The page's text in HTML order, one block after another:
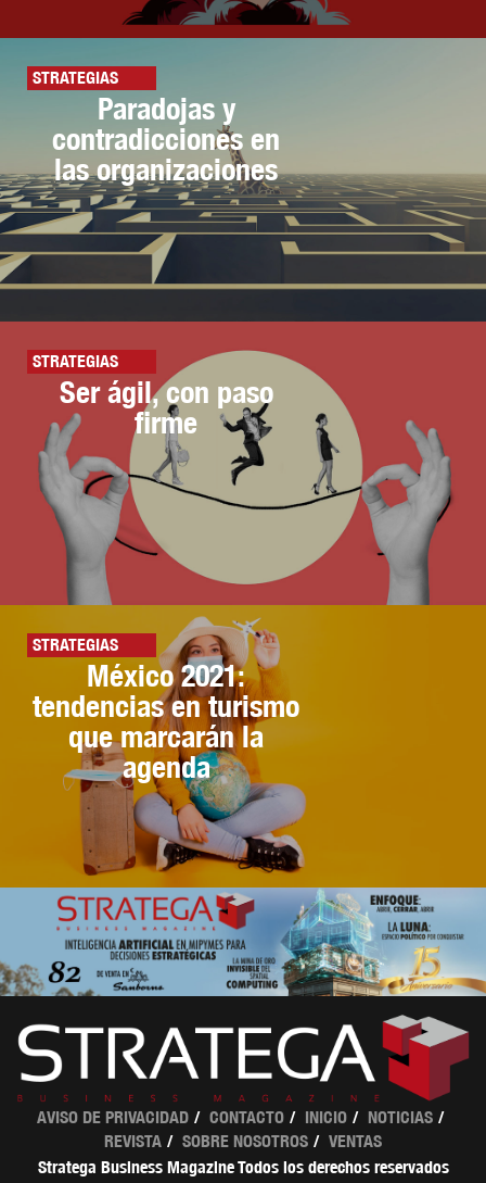
STRATEGIAS
Paradojas y
contradicciones en
las organizaciones
STRATEGIAS
Ser ágil, con paso
firme
STRATEGIAS
México 2021:
tendencias en turismo
que marcarán la
agenda
AVISO DE PRIVACIDAD CONTACTO INICIO
NOTICIAS
REVISTA
SOBRE NOSOTROS
VENTAS
Stratega Business Magazine Todos los derechos reservados